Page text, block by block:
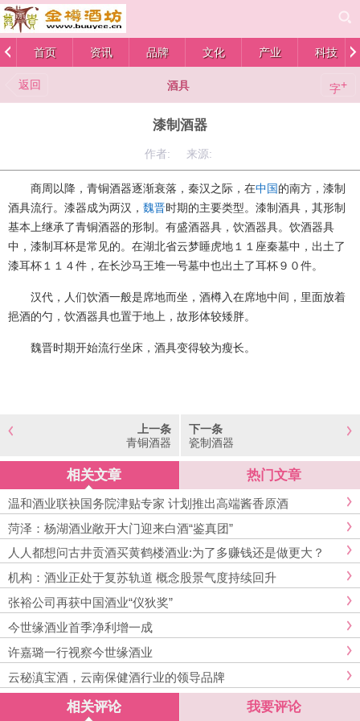
首页 资讯 品牌 文化 产业 科技
返回 酒具 字+
漆制酒器
作者: 来源:
商周以降，青铜酒器逐渐衰落，秦汉之际，在中国的南方，漆制
酒具流行。漆器成为两汉， 魏晋时期的主要类型。漆制酒具，其形制
基本上继承了青铜酒器的形制。有盛酒器具，饮酒器具。饮酒器具
中，漆制耳杯是常见的。在湖北省云梦睡虎地１１座秦墓中，出土了
漆耳杯１１４件，在长沙马王堆一号墓中也出土了耳杯９０件。
汉代，人们饮酒一般是席地而坐，酒樽入在席地中间，里面放着
挹酒的勺，饮酒器具也置于地上，故形体较矮胖。
魏晋时期开始流行坐床，酒具变得较为瘦长。
上一条
青铜酒器
下一条
瓷制酒器
相关文章 热门文章
温和酒业联袂国务院津贴专家 计划推出高端酱香原酒
菏泽：杨湖酒业敞开大门迎来白酒“鉴真团”
人人都想问古井贡酒买黄鹤楼酒业:为了多赚钱还是做更大？
机构：酒业正处于复苏轨道 概念股景气度持续回升
张裕公司再获中国酒业“仪狄奖”
今世缘酒业首季净利增一成
许嘉璐一行视察今世缘酒业
云秘滇宝酒，云南保健酒行业的领导品牌
相关评论 我要评论